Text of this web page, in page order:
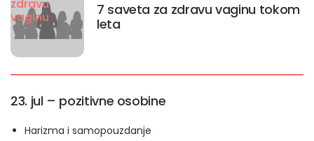
7 saveta za zdravu vaginu tokom
leta
23. jul – pozitivne osobine
Harizma i samopouzdanje